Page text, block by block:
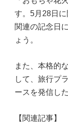
す。5月28日
関連の記念日
ょう。
また、本格的
して、旅行プ
ースを発信し
【関連記事】